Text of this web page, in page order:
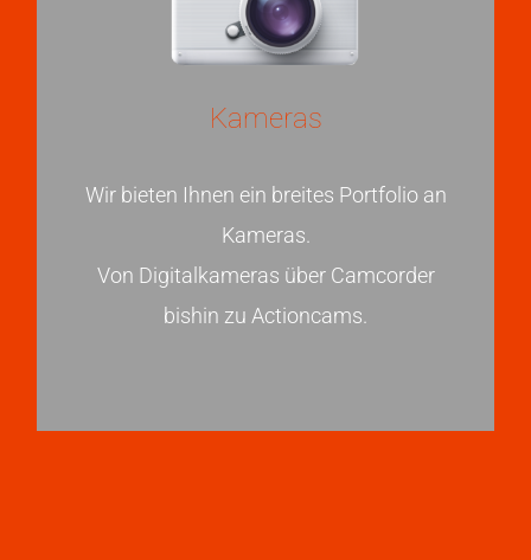
Kameras
Wir bieten Ihnen ein breites Portfolio an
Kameras.
Von Digitalkameras über Camcorder
bishin zu Actioncams.